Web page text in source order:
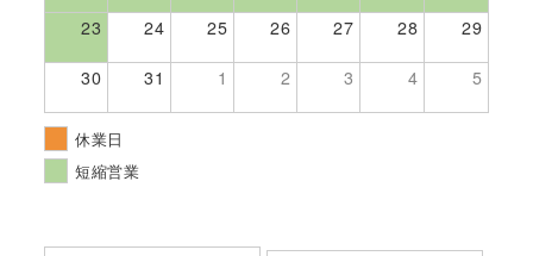
23 24 25 26 27 28 29
30 31 1 2 3 4 5
休業日
短縮営業